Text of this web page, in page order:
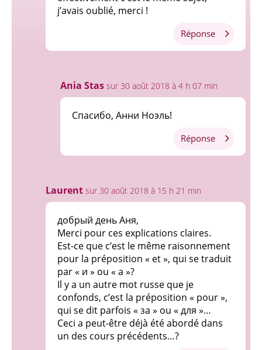
j’avais oublié, merci !
Réponse
Ania Stas sur 30 août 2018 à 4 h 07 min
Спасибо, Анни Ноэль!
Réponse
Laurent sur 30 août 2018 à 15 h 21 min
добрый день Aня,
Merci pour ces explications claires.
Est-ce que c’est le même raisonnement
pour la préposition « et », qui se traduit
par « и » ou « а »?
Il y a un autre mot russe que je
confonds, c’est la préposition « pour »,
qui se dit parfois « за » ou « для »…
Ceci a peut-être déjà été abordé dans
un des cours précédents…?